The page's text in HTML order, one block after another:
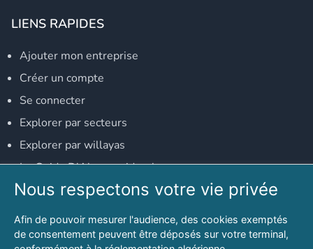
LIENS RAPIDES
Ajouter mon entreprise
Créer un compte
Se connecter
Explorer par secteurs
Explorer par willayas
Le Guide D'Alger, guide-alger.com
NOS RÉSEAUX SOCIAUX
Notre page Facebook
Nous respectons votre vie privée
Afin de pouvoir mesurer l'audience, des cookies exemptés
de consentement peuvent être déposés sur votre terminal,